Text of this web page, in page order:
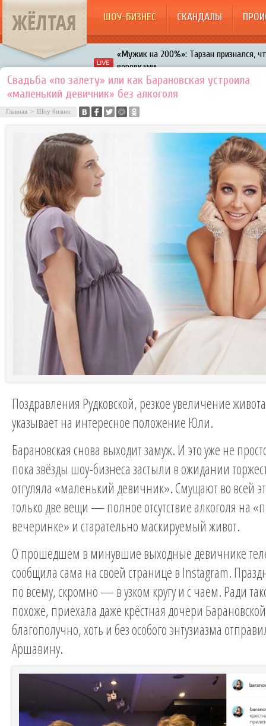
ЖЁЛТАЯ ШОУ-БИЗНЕС СКАНДАЛЫ
«Мужик на 200%»: Тарзан признался,
Расстались Энрике Иглесиас и Анна
В шоу «Что было дальше?» грубо
Авербух зарождает в Бузовой новый
«Мужик на 200%»: Тарзан признался,
Свадьба «по залету» или как Барановская устроила
«маленький девичник» без алкоголя
Главная > Шоу бизнес
Поздравления Рудковской, резкое увеличение
указывает на интересное положение Юли.
Барановская снова выходит замуж. И это уже не
пока звёзды шоу-бизнеса застыли в ожидании
отгуляла «маленький девичник». Смущают во всей
только две вещи — полное отсутствие алкоголя на
вечеринке» и старательно маскируемый живот.
О прошедшем в минувшие выходные девичнике
сообщила сама на своей странице в Instagram.
по всему, скромно — в узком кругу и с чаем. Ради
похоже, приехала даже крёстная дочери
благополучно, хоть и без особого энтузиазма
Аршавину.